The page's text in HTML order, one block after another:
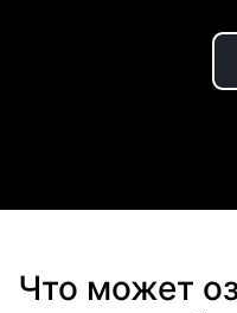
Что может